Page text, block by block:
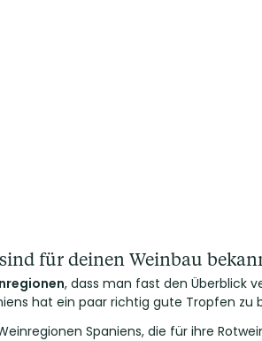
für deinen Weinbau
, dass man fast den Überblick
hat ein paar richtig gute Tropfen zu
Spaniens, die für ihre